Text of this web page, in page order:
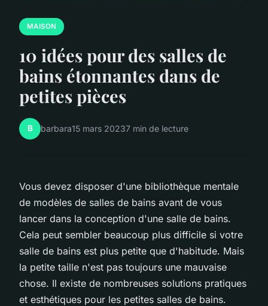
MAISON
10 idées pour des salles de
bains étonnantes dans de
petites pièces
B barbara15 mars 20237 min de lecture
Vous devez disposer d'une bibliothèque mentale
de modèles de salles de bains avant de vous
lancer dans la conception d'une salle de bains.
Cela peut sembler beaucoup plus difficile si votre
salle de bains est plus petite que d'habitude. Mais
la petite taille n'est pas toujours une mauvaise
chose. Il existe de nombreuses solutions pratiques
et esthétiques pour les petites salles de bains.